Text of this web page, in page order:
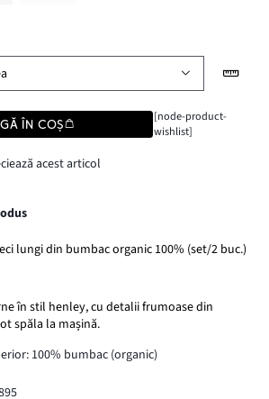
ÎN COȘ
[node-product-
wishlist]
acest articol
lungi din bumbac organic 100% (set/2 buc.)
în stil henley, cu detalii frumoase din
spăla la mașină.
100% bumbac (organic)